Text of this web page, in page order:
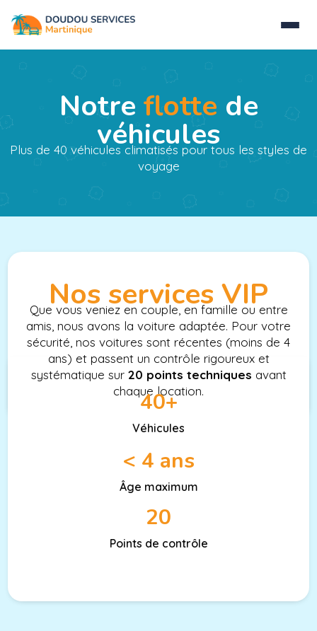
Notre flotte de
véhicules
Plus de 40 véhicules climatisés pour tous les styles de
voyage
Nos services VIP
Que vous veniez en couple, en famille ou entre
amis, nous avons la voiture adaptée. Pour votre
sécurité, nos voitures sont récentes (moins de 4
ans) et passent un contrôle rigoureux et
systématique sur 20 points techniques avant
chaque location.
40+
Véhicules
< 4 ans
Âge maximum
20
Points de contrôle